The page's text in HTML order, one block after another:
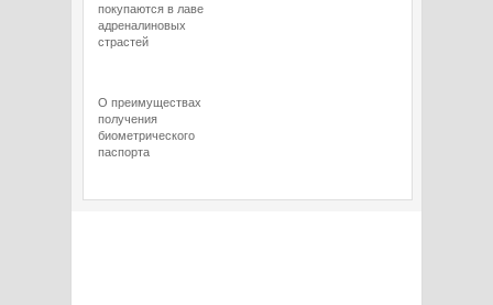
покупаются в лаве
адреналиновых
страстей
О преимуществах
получения
биометрического
паспорта